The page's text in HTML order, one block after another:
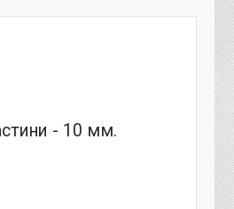
- 10 мм.